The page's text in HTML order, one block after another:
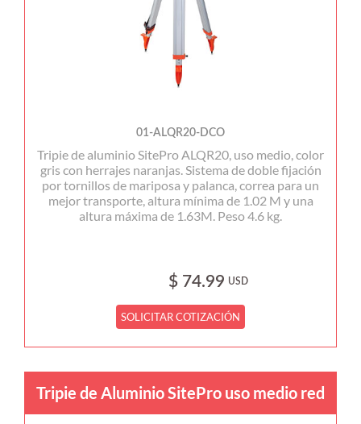
01-ALQR20-DCO
Tripie de aluminio SitePro ALQR20, uso medio, color
gris con herrajes naranjas. Sistema de doble fijación
por tornillos de mariposa y palanca, correa para un
mejor transporte, altura mínima de 1.02 M y una
altura máxima de 1.63M. Peso 4.6 kg.
$ 74.99 USD
SOLICITAR COTIZACIÓN
Tripie de Aluminio SitePro uso medio red